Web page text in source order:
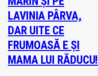
LAVINIA PÂRVA,
DAR UITE CE
FRUMOASĂ E ȘI
MAMA LUI RĂDUCU!